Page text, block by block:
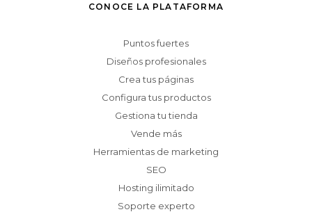
CONOCE LA PLATAFORMA
Puntos fuertes
Diseños profesionales
Crea tus páginas
Configura tus productos
Gestiona tu tienda
Vende más
Herramientas de marketing
SEO
Hosting ilimitado
Soporte experto